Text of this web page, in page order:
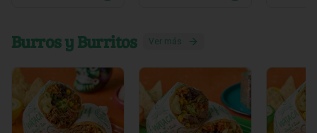
Burros y Burritos Ver más